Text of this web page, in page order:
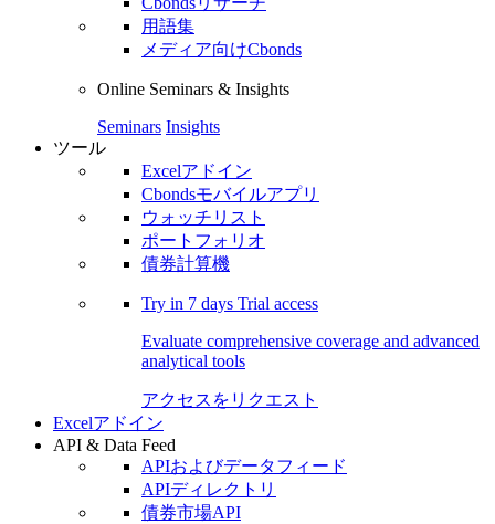
用語集
メディア向けCbonds
Online Seminars & Insights
Seminars Insights
ツール
Excelアドイン
Cbondsモバイルアプリ
ウォッチリスト
ポートフォリオ
債券計算機
Try in 7 days Trial access
Evaluate comprehensive coverage and advanced
analytical tools
アクセスをリクエスト
Excelアドイン
API & Data Feed
APIおよびデータフィード
APIディレクトリ
債券市場API